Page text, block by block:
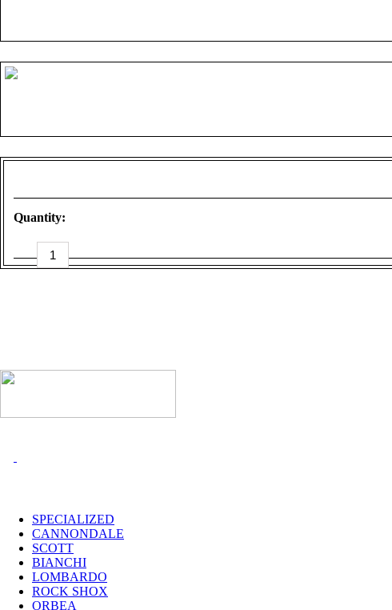
Quantity:
TEAM
SPECIALIZED
CANNONDALE
SCOTT
BIANCHI
LOMBARDO
ROCK SHOX
ORBEA